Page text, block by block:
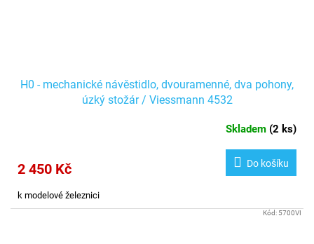
H0 - mechanické návěstidlo, dvouramenné, dva pohony,
úzký stožár / Viessmann 4532
Skladem (2 ks)
2 450 Kč Do košíku
k modelové železnici
Kód: 5700VI